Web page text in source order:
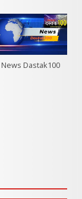
News Dastak100